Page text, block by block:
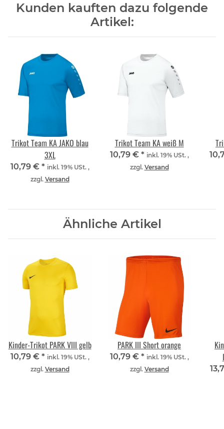
Kunden kauften dazu folgende
Artikel:
Trikot Team KA JAKO blau
3XL
10,79 € * inkl. 19% USt. ,
zzgl. Versand
Trikot Team KA weiß M
10,79 € * inkl. 19% USt. ,
zzgl. Versand
Ähnliche Artikel
Kinder-Trikot PARK VIII gelb
10,79 € * inkl. 19% USt. ,
zzgl. Versand
PARK III Short orange
10,79 € * inkl. 19% USt. ,
zzgl. Versand